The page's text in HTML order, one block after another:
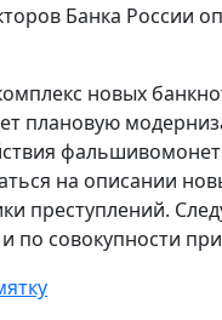
Банка России
новых
плановую
на описании
преступлений.
и по совокупности